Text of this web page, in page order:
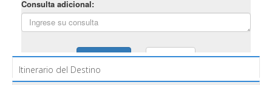
Itinerario del Destino